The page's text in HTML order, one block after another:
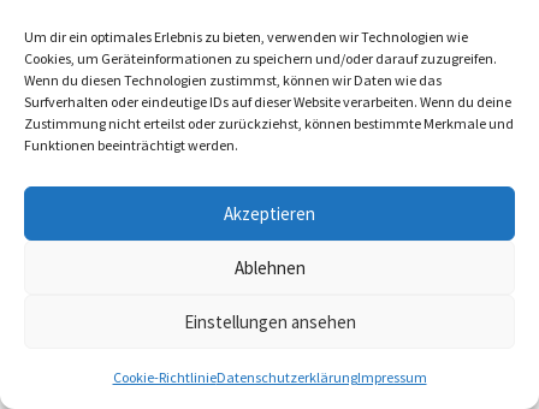
Um dir ein optimales Erlebnis zu bieten, verwenden wir Technologien wie
Cookies, um Geräteinformationen zu speichern und/oder darauf zuzugreifen.
Wenn du diesen Technologien zustimmst, können wir Daten wie das
Surfverhalten oder eindeutige IDs auf dieser Website verarbeiten. Wenn du deine
Zustimmung nicht erteilst oder zurückziehst, können bestimmte Merkmale und
Funktionen beeinträchtigt werden.
Akzeptieren
Ablehnen
Einstellungen ansehen
Cookie-RichtlinieDatenschutzerklärungImpressum
15,00€
Shipping Costs